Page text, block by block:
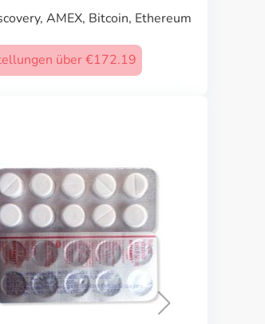
AMEX, Bitcoin, Ethereum
über €172.19